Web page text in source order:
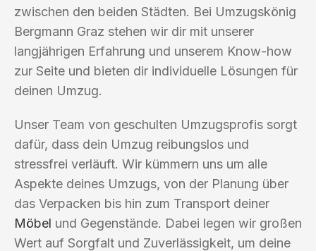
zwischen den beiden Städten. Bei Umzugskönig
Bergmann Graz stehen wir dir mit unserer
langjährigen Erfahrung und unserem Know-how
zur Seite und bieten dir individuelle Lösungen für
deinen Umzug.
Unser Team von geschulten Umzugsprofis sorgt
dafür, dass dein Umzug reibungslos und
stressfrei verläuft. Wir kümmern uns um alle
Aspekte deines Umzugs, von der Planung über
das Verpacken bis hin zum Transport deiner
Möbel und Gegenstände. Dabei legen wir großen
Wert auf Sorgfalt und Zuverlässigkeit, um deine